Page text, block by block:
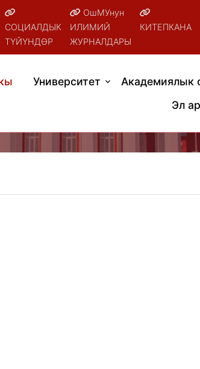
СОЦИАЛДЫК
ТҮЙҮНДӨР
ОшМУнун
ИЛИМИЙ
ЖУРНАЛДАРЫ
КИТЕПКАНА
Университет Академиялык
Эл